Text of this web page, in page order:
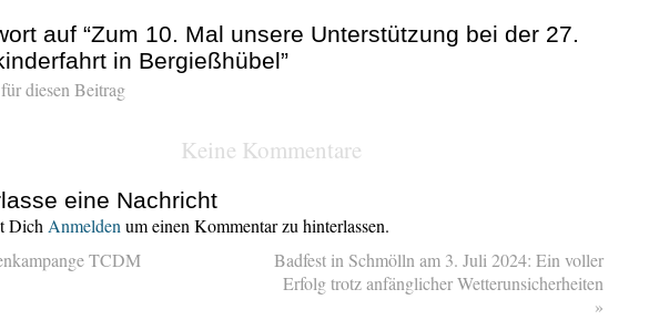
auf “Zum 10. Mal unsere Unterstützung bei der 27.
in Bergießhübel”
diesen Beitrag
Keine Kommentare
eine Nachricht
Dich Anmelden um einen Kommentar zu hinterlassen.
TCDM
Badfest in Schmölln am 3. Juli 2024: Ein voller
Erfolg trotz anfänglicher Wetterunsicherheiten
»